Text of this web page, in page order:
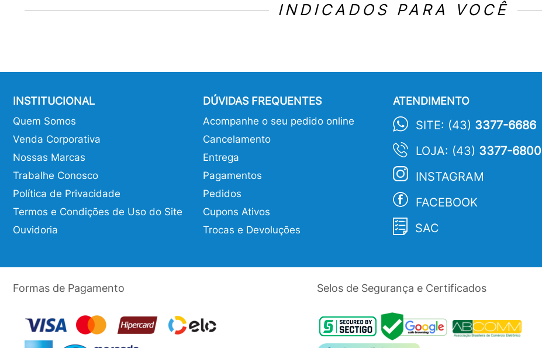
INDICADOS PARA VOCÊ
INSTITUCIONAL
Quem Somos
Venda Corporativa
Nossas Marcas
Trabalhe Conosco
Política de Privacidade
Termos e Condições de Uso do Site
Ouvidoria
DÚVIDAS FREQUENTES
Acompanhe o seu pedido online
Cancelamento
Entrega
Pagamentos
Pedidos
Cupons Ativos
Trocas e Devoluções
ATENDIMENTO
SITE: (43) 3377-6686
LOJA: (43) 3377-6800
INSTAGRAM
FACEBOOK
SAC
Formas de Pagamento Selos de Segurança e Certificados